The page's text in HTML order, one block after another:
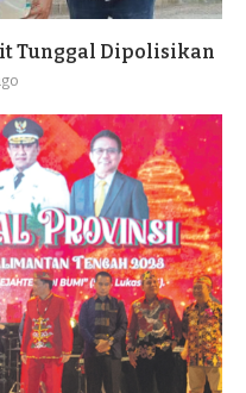
Tunggal Dipolisikan